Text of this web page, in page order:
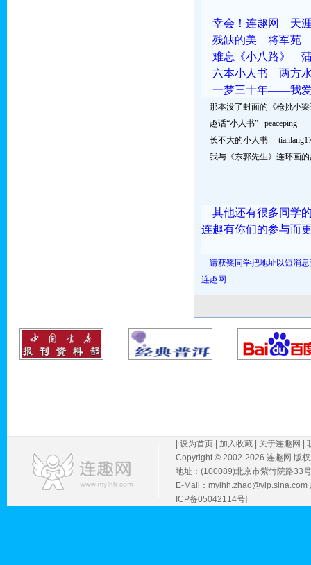
幸会！连趣网
残缺的美 将军苑
难忘《小八路》
六本小人书 两方
一梦三十年——我
那本没了封面的《枪挑小
趣话“小人书” peaceping
长不大的小人书
我与《东郭先生》连环画
其他还有很多同学
连趣有你们的参与而
请获奖同学把地址以短消
连趣网
设为首页 加入收藏 关于连趣网
Copyright © 2002-2026 连趣网 版
地址：(100089)北京市紫竹院路33
E-Mail：
ICP备05042114号]